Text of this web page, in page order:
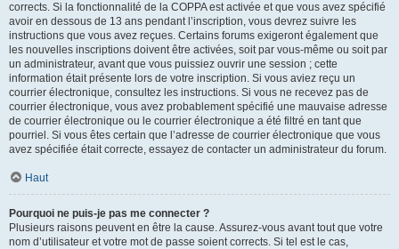
corrects. Si la fonctionnalité de la COPPA est activée et que vous avez spécifié
avoir en dessous de 13 ans pendant l’inscription, vous devrez suivre les
instructions que vous avez reçues. Certains forums exigeront également que
les nouvelles inscriptions doivent être activées, soit par vous-même ou soit par
un administrateur, avant que vous puissiez ouvrir une session ; cette
information était présente lors de votre inscription. Si vous aviez reçu un
courrier électronique, consultez les instructions. Si vous ne recevez pas de
courrier électronique, vous avez probablement spécifié une mauvaise adresse
de courrier électronique ou le courrier électronique a été filtré en tant que
pourriel. Si vous êtes certain que l’adresse de courrier électronique que vous
avez spécifiée était correcte, essayez de contacter un administrateur du forum.
Haut
Pourquoi ne puis-je pas me connecter ?
Plusieurs raisons peuvent en être la cause. Assurez-vous avant tout que votre
nom d’utilisateur et votre mot de passe soient corrects. Si tel est le cas,